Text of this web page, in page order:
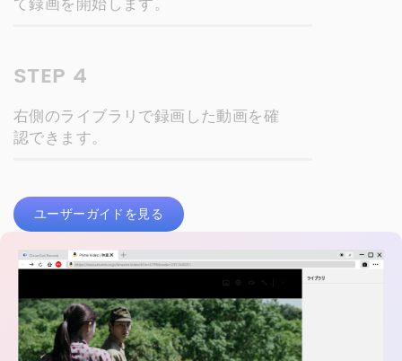
て録画を開始します。
STEP 4
右側のライブラリで録画した動画を確
認できます。
ユーザーガイドを見る